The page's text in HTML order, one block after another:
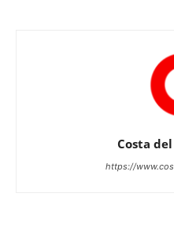
Costa
https://